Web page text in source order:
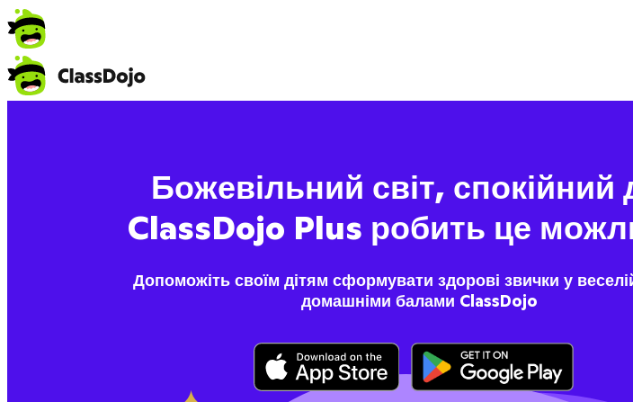
Божевільний світ, спокійний
ClassDojo Plus робить це
Допоможіть своїм дітям сформувати здорові звички у
домашніми балами ClassDojo